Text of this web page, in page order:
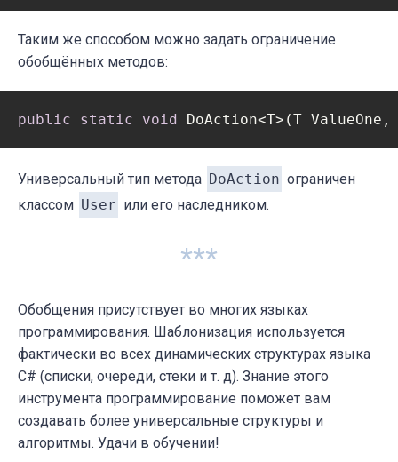
Таким же способом можно задать ограничение
обобщённых методов:
public static void DoAction<T>(T
Универсальный тип метода DoAction ограничен
классом User или его наследником.
***
Обобщения присутствует во многих языках
программирования. Шаблонизация используется
фактически во всех динамических структурах языка
C# (списки, очереди, стеки и т. д). Знание этого
инструмента программирование поможет вам
создавать более универсальные структуры и
алгоритмы. Удачи в обучении!